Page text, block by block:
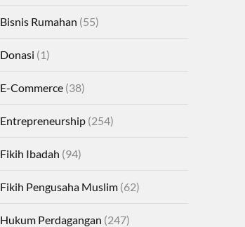
Bisnis Rumahan (55)
Donasi (1)
E-Commerce(38)
Entrepreneurship(254)
Fikih Ibadah (94)
Fikih Pengusaha Muslim(62)
Hukum Perdagangan (247)